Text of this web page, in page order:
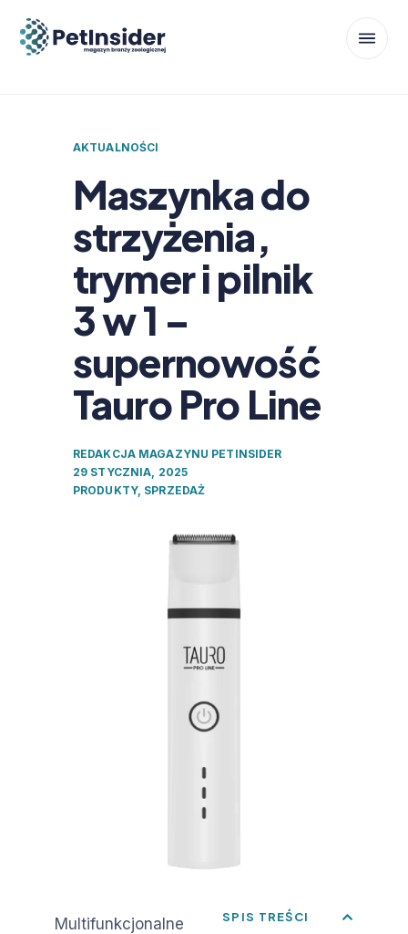
AKTUALNOŚCI
Maszynka do
strzyżenia,
trymer i pilnik
3 w 1 –
supernowość
Tauro Pro Line
REDAKCJA MAGAZYNU PETINSIDER
29 STYCZNIA, 2025
PRODUKTY, SPRZEDAŻ
Multifunkcjonalne
SPIS TREŚCI